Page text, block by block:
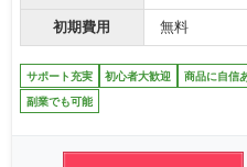
初期費用 無料
サポート充実 初心者大歓迎 商品に自信
副業でも可能